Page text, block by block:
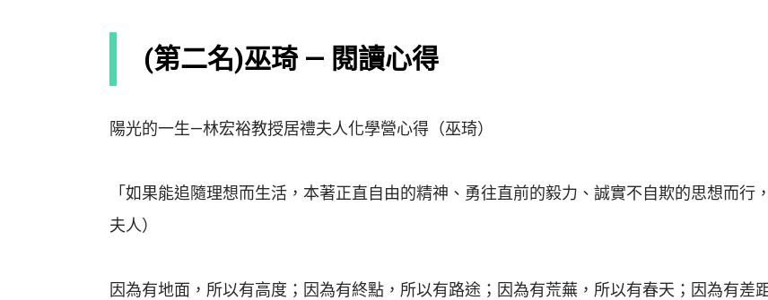
(第二名)巫琦 — 閱讀心得
陽光的一生—林宏裕教授居禮夫人化學營心得（巫琦）
「如果能追隨理想而生活，本著正直自由的精神、勇往直前的毅力、誠實不自欺的思想而
夫人）
因為有地面，所以有高度；因為有終點，所以有路途；因為有荒蕪，所以有春天；因為有差